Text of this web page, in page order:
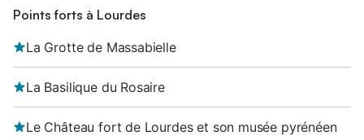
Points forts à Lourdes
La Grotte de Massabielle
La Basilique du Rosaire
Le Château fort de Lourdes et son musée pyrénéen